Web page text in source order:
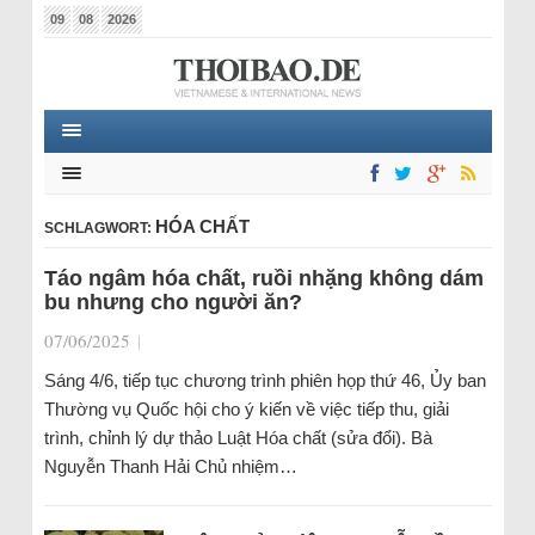
09 08 2026
SCHLAGWORT: HÓA CHẤT
Táo ngâm hóa chất, ruồi nhặng không dám
bu nhưng cho người ăn?
07/06/2025 |
Sáng 4/6, tiếp tục chương trình phiên họp thứ 46, Ủy ban
Thường vụ Quốc hội cho ý kiến về việc tiếp thu, giải
trình, chỉnh lý dự thảo Luật Hóa chất (sửa đổi). Bà
Nguyễn Thanh Hải Chủ nhiệm…